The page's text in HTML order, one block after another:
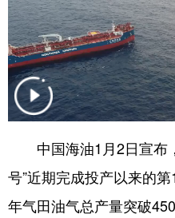
中国海油1月2日宣布
号”近期完成投产以来的
年气田油气总产量突破